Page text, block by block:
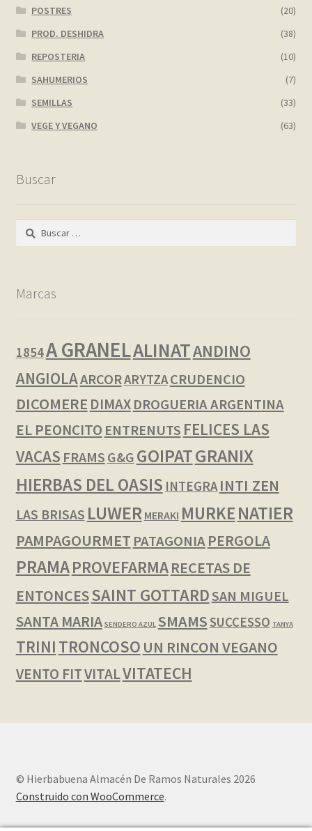
POSTRES
(20)
PROD. DESHIDRA
(38)
REPOSTERIA
(10)
SAHUMERIOS
(7)
SEMILLAS
(33)
VEGE Y VEGANO
(63)
Buscar
Buscar:
Marcas
1854A GRANELALINATANDINO
ANGIOLAARCORARYTZACRUDENCIO
DICOMERE DIMAX DROGUERIA ARGENTINA
EL PEONCITO ENTRENUTS FELICES LAS
VACAS FRAMS G&G GOIPATGRANIX
HIERBAS DEL OASIS INTEGRA INTI ZEN
LAS BRISAS LUWER MERAKI MURKENATIER
PAMPAGOURMET PATAGONIA PERGOLA
PRAMAPROVEFARMARECETAS DE
ENTONCESSAINT GOTTARDSAN MIGUEL
SANTA MARIA SENDERO AZUL SMAMSSUCCESSO TANYA
TRINI TRONCOSO UN RINCON VEGANO
VENTO FITVITALVITATECH
© Hierbabuena Almacén De Ramos Naturales 2026
Construido con WooCommerce.